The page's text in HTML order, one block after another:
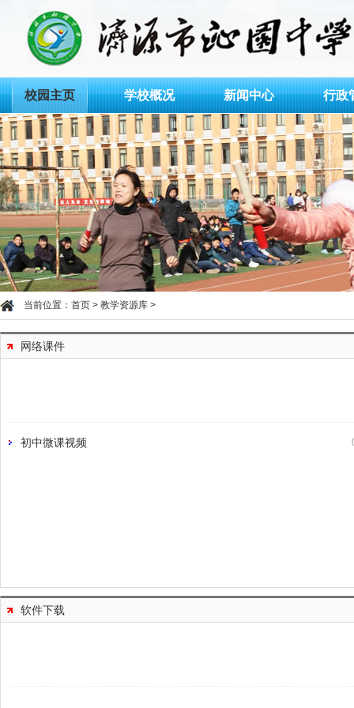
校园主页 学校概况 新闻中心 行政
当前位置： 首页 > 教学资源库 >
网络课件
初中微课视频
软件下载